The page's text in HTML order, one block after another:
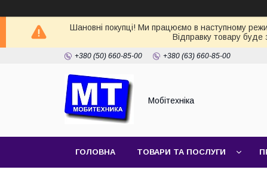
Шановні покупці! Ми працюємо в наступному
Відправку товару
+380 (50) 660-85-00 +380 (63) 660-85-00
Мобітехніка
ГОЛОВНА ТОВАРИ ТА ПОСЛУГИ